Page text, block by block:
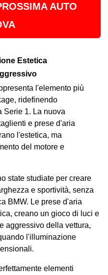
AUTO
Estetica
l'elemento più
ridefinendo
Serie 1. La nuova
e prese d'aria
l'estetica, ma
del motore e
state studiate per creare
e sportività, senza
BMW. Le prese d'aria
creano un gioco di luci e
aggressivo della vettura,
l'illuminazione
elementi